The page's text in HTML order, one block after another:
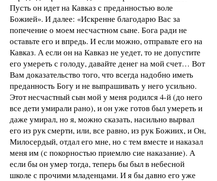
Пусть он идет на Кавказ с преданностью воле
Божией». И далее: «Искренне благодарю Вас за
попечение о моем несчастном сыне. Бога ради не
оставьте его и впредь. И если можно, отправьте его на
Кавказ. А если он на Кавказ не уедет, то не допустите
его умереть с голоду, давайте денег на мой счет… Вот
Вам доказательство того, что всегда надобно иметь
преданность Богу и не выпрашивать у него усильно.
Этот несчастный сын мой у меня родился 4-й (до него
все дети умирали рано), и он уже готов был умереть и
даже умирал, но я, можно сказать, насильно вырвал
его из рук смерти, или, все равно, из рук Божиих, и Он,
Милосердый, отдал его мне, но с тем вместе и наказал
меня им (с покорностью приемлю сие наказание). А
если бы он умер тогда, теперь бы был в небесной
школе с прочими младенцами. И я бы давно его уже